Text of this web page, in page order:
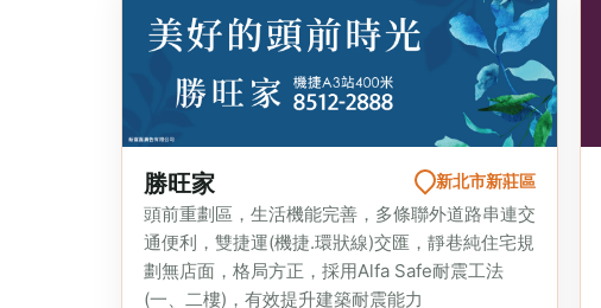
勝旺家 新北市新莊區
頭前重劃區，生活機能完善，多條聯外道路串連交
通便利，雙捷運(機捷.環狀線)交匯，靜巷純住宅規
劃無店面，格局方正，採用Alfa Safe耐震工法
(一、二樓)，有效提升建築耐震能力